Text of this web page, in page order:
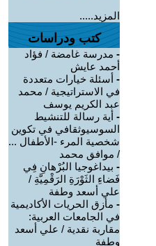
المزيد.....
كتب ودراسات
- مدرسة غامضة / فؤاد
أحمد عايش
- أسئلة خيارات متعددة
في الاستراتيجية / محمد
عبد الكريم يوسف
- أية رسالة للتنشيط
السوسيوثقافي في تكوين
شخصية المرء -الأطفال ...
/ موافق محمد
- بيداغوجيا البُرْهانِ فِي
فَضاءِ الثَوْرَةِ الرَقْمِيَّةِ /
علي أسعد وطفة
- مأزق الحريات الأكاديمية
في الجامعات العربية:
مقاربة نقدية / علي أسعد
وطفة